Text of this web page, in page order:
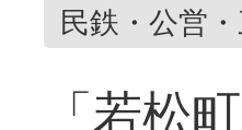
民鉄・公営
「若松